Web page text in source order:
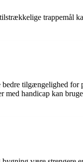
trappemål
tilgængelighed for
handicap kan